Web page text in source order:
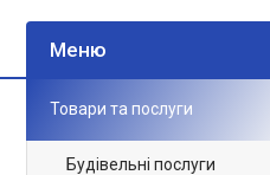
Товари та послуги
Будівельні послуги